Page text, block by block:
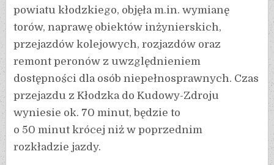
powiatu kłodzkiego, objęła m.in. wymianę
torów, naprawę obiektów inżynierskich,
przejazdów kolejowych, rozjazdów oraz
remont peronów z uwzględnieniem
dostępności dla osób niepełnosprawnych. Czas
przejazdu z Kłodzka do Kudowy-Zdroju
wyniesie ok. 70 minut, będzie to
o 50 minut krócej niż w poprzednim
rozkładzie jazdy.